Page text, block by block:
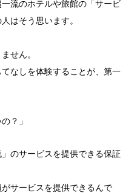
流のホテルや旅館の「サービ
はそう思います。
せん。
なしを体験することが、第一
？」
のサービスを提供できる保証
サービスを提供できるんで